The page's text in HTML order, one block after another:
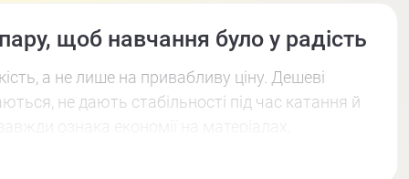
щоб навчання було у радість
а не лише на привабливу ціну. Дешеві
не дають стабільності під час катання й
ознака економії на матеріалах,